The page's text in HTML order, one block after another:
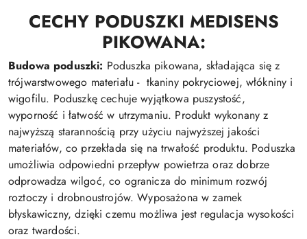
CECHY PODUSZKI MEDISENS
PIKOWANA:
Budowa poduszki: Poduszka pikowana, składająca się z
trójwarstwowego materiału - tkaniny pokryciowej, włókniny i
wigofilu. Poduszkę cechuje wyjątkowa puszystość,
wyporność i łatwość w utrzymaniu. Produkt wykonany z
najwyższą starannością przy użyciu najwyższej jakości
materiałów, co przekłada się na trwałość produktu. Poduszka
umożliwia odpowiedni przepływ powietrza oraz dobrze
odprowadza wilgoć, co ogranicza do minimum rozwój
roztoczy i drobnoustrojów. Wyposażona w zamek
błyskawiczny, dzięki czemu możliwa jest regulacja wysokości
oraz twardości.